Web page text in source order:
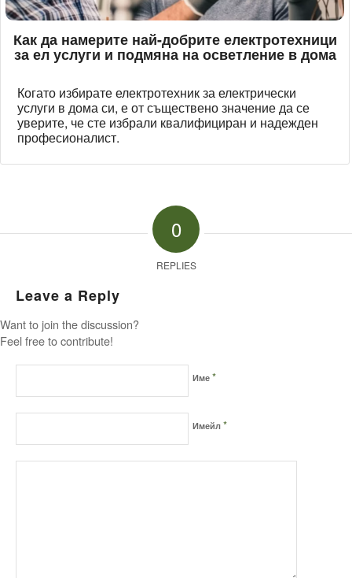
Как да намерите най-добрите електротехници
за ел услуги и подмяна на осветление в дома
Когато избирате електротехник за електрически
услуги в дома си, е от съществено значение да се
уверите, че сте избрали квалифициран и надежден
професионалист.
0
REPLIES
Leave a Reply
Want to join the discussion?
Feel free to contribute!
Име *
Имейл *